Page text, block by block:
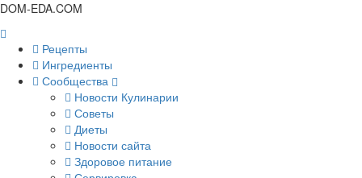
DOM-EDA.COM
Рецепты
Ингредиенты
Сообщества
Новости Кулинарии
Советы
Диеты
Новости сайта
Здоровое питание